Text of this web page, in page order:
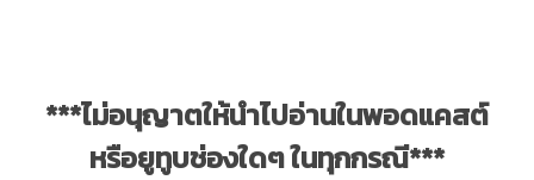
***ไม่อนุญาตให้นำไปอ่านในพอดแคสต์
หรือยูทูบช่องใดๆ ในทุกกรณี***